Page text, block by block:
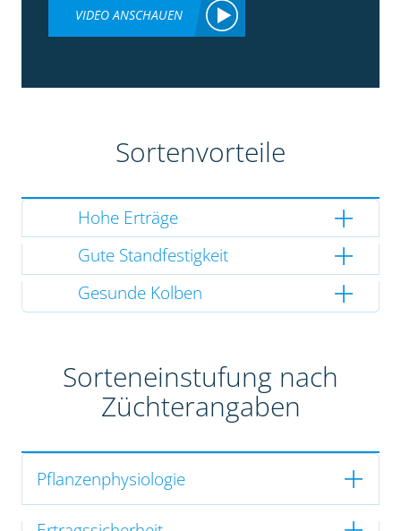
VIDEO ANSCHAUEN
Sortenvorteile
Hohe Erträge
Gute Standfestigkeit
Gesunde Kolben
Sorteneinstufung nach
Züchterangaben
Pflanzenphysiologie